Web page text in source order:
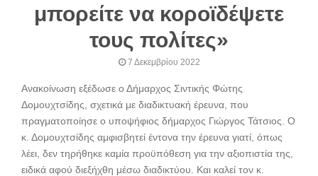
μπορείτε να κοροϊδέψετε
τους πολίτες»
7 Δεκεμβρίου 2022
Ανακοίνωση εξέδωσε ο Δήμαρχος Σιντικής Φώτης
Δομουχτσίδης, σχετικά με διαδικτυακή έρευνα, που
πραγματοποίησε ο υποψήφιος δήμαρχος Γιώργος Τάτσιος. Ο
κ. Δομουχτσίδης αμφισβητεί έντονα την έρευνα γιατί, όπως
λέει, δεν τηρήθηκε καμία προϋπόθεση για την αξιοπιστία της,
ειδικά αφού διεξήχθη μέσω διαδικτύου. Και καλεί τον κ.